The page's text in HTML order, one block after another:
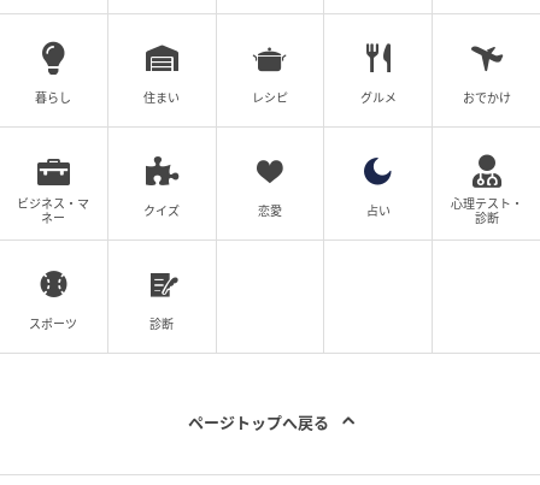
暮らし 住まい レシピ グルメ おでかけ
ビジネス・マ
ネー
クイズ 恋愛 占い
心理テスト・
診断
スポーツ 診断
ページトップへ戻る